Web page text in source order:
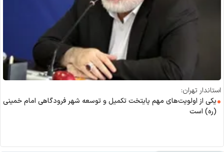
استاندار تهران:
یکی از اولویت‌های مهم پایتخت تکمیل و توسعه شهر فرودگاهی امام خمینی
(ره) است